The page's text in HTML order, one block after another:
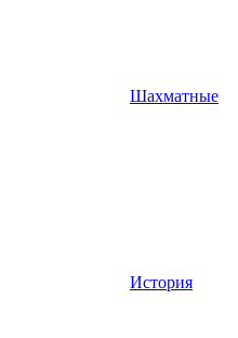
Шахматные
История